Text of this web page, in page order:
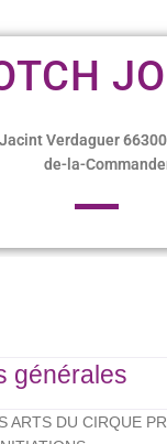
Verdaguer
de-la-
générales
ARTS DU CIRQUE